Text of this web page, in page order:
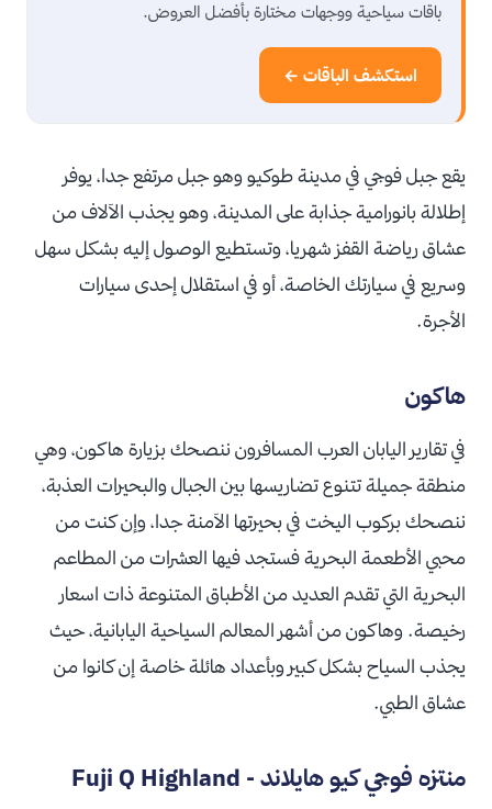
باقات سياحية ووجهات مختارة بأفضل العروض.
استكشف الباقات ←
يقع جبل فوجي في مدينة طوكيو وهو جبل مرتفع جدا، يوفر
إطلالة بانورامية جذابة على المدينة، وهو يجذب الآلاف من
عشاق رياضة القفز شهريا، وتستطيع الوصول إليه بشكل سهل
وسريع في سيارتك الخاصة، أو في استقلال إحدى سيارات
الأجرة.
هاكون
في تقارير اليابان العرب المسافرون ننصحك بزيارة هاكون، وهي
منطقة جميلة تتنوع تضاريسها بين الجبال والبحيرات العذبة،
ننصحك بركوب اليخت في بحيرتها الآمنة جدا، وإن كنت من
محبي الأطعمة البحرية فستجد فيها العشرات من المطاعم
البحرية التي تقدم العديد من الأطباق المتنوعة ذات اسعار
رخيصة. وهاكون من أشهر المعالم السياحية اليابانية، حيث
يجذب السياح بشكل كبير وبأعداد هائلة خاصة إن كانوا من
عشاق الطبي.
منتزه فوجي كيو هايلاند - Fuji Q Highland